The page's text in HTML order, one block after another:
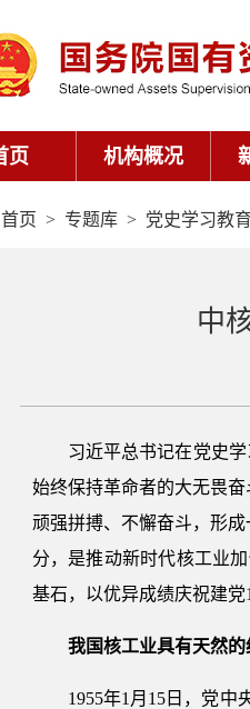
首页 > 专题库 > 党史学习教育
中
习近平总书记在党史
始终保持革命者的大无畏
顽强拼搏、不懈奋斗，形
分，是推动新时代核工业
基石，以优异成绩庆祝建党
我国核工业具有天然
1955年1月15日，党